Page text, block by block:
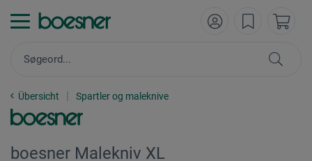
Übersicht Spartler og maleknive
boesner Malekniv XL